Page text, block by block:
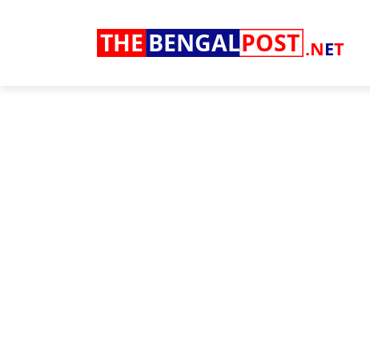
.NET
THE BENGALPOST